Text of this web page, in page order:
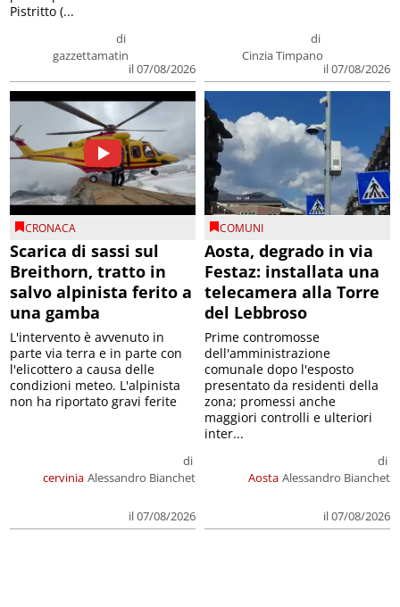
di
gazzettamatin
il 07/08/2026
Pistritto (...
di
Cinzia Timpano
il 07/08/2026
CRONACA
Scarica di sassi sul
Breithorn, tratto in
salvo alpinista ferito a
una gamba
cervinia
di
Alessandro Bianchet
il 07/08/2026
L'intervento è avvenuto in
parte via terra e in parte con
l'elicottero a causa delle
condizioni meteo. L'alpinista
non ha riportato gravi ferite
COMUNI
Aosta, degrado in via
Festaz: installata una
telecamera alla Torre
del Lebbroso
Aosta
di
Alessandro Bianchet
il 07/08/2026
Prime contromosse
dell'amministrazione
comunale dopo l'esposto
presentato da residenti della
zona; promessi anche
maggiori controlli e ulteriori
inter...